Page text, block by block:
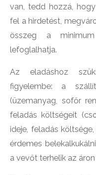
van, tedd hozzá,
fel a hirdetést,
összeg a
lefoglalhatja.
Az eladáshoz
figyelembe: a
(üzemanyag, sofőr
feladás költségeit
ideje, feladás
érdemes
a vevőt terhelik az